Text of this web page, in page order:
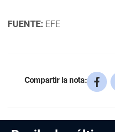
FUENTE: EFE
Compartir la nota: